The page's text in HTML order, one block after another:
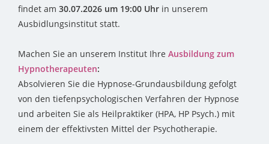
findet am 30.07.2026 um 19:00 Uhr in unserem
Ausbidlungsinstitut statt.
Machen Sie an unserem Institut Ihre Ausbildung zum
Hypnotherapeuten:
Absolvieren Sie die Hypnose-Grundausbildung gefolgt
von den tiefenpsychologischen Verfahren der Hypnose
und arbeiten Sie als Heilpraktiker (HPA, HP Psych.) mit
einem der effektivsten Mittel der Psychotherapie.